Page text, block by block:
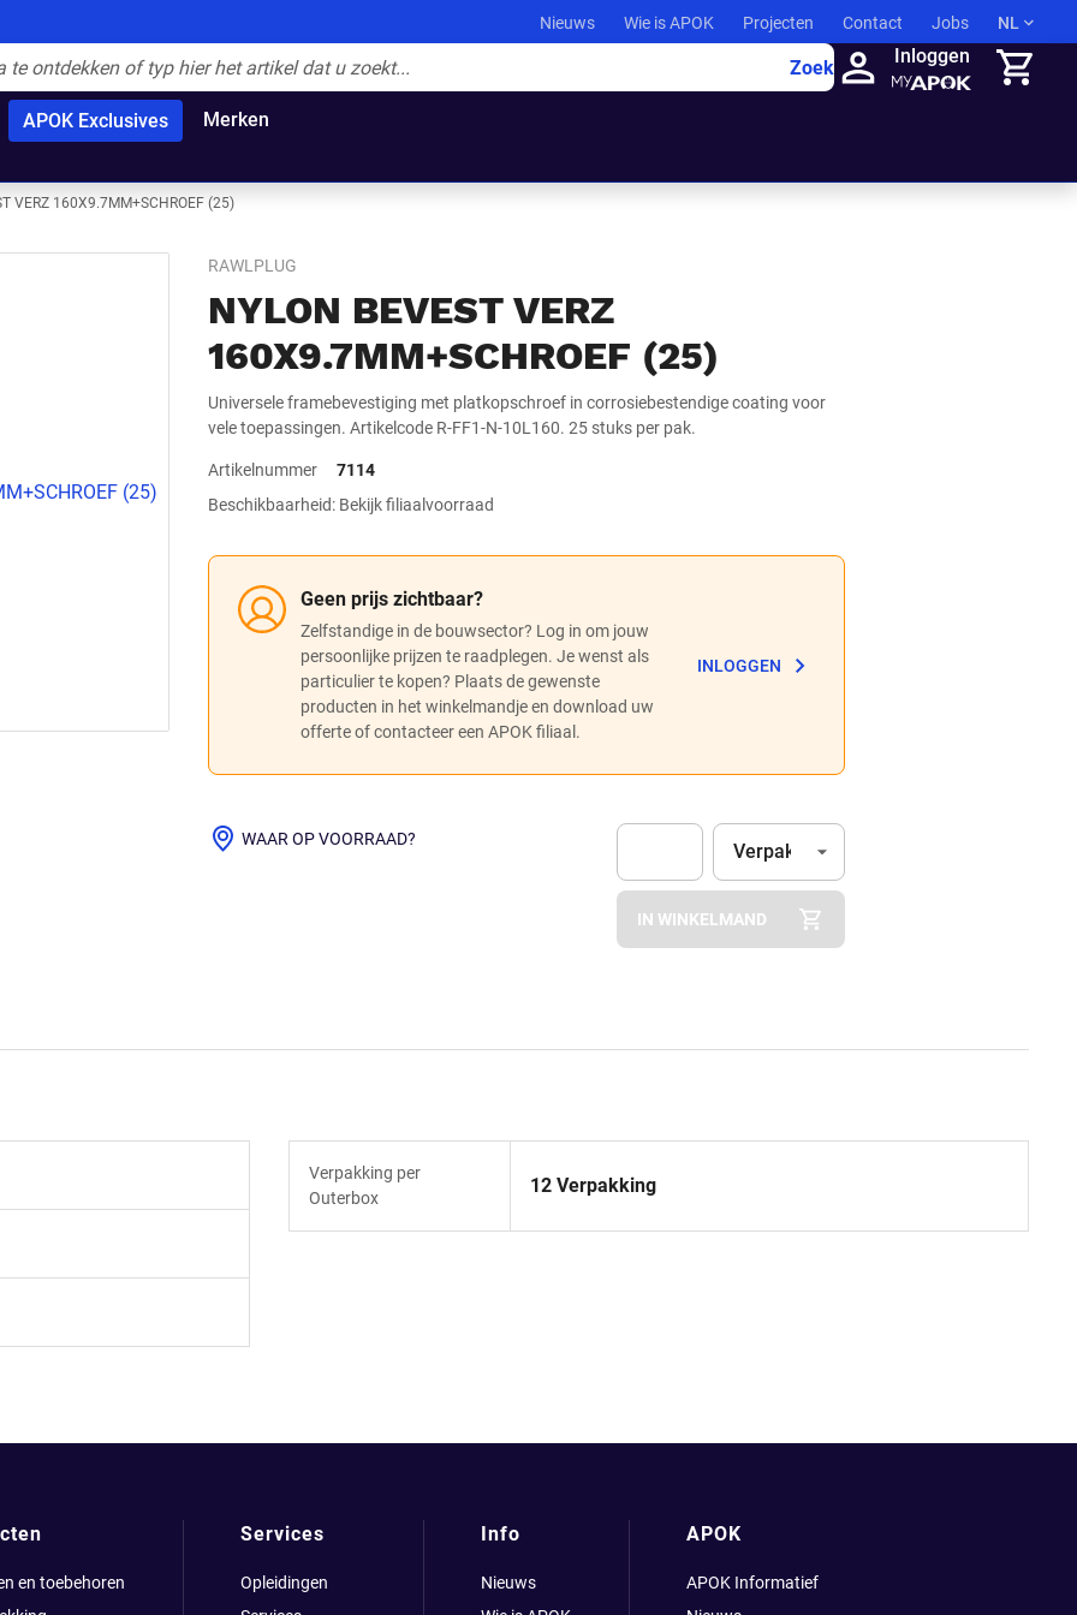
Nieuws Wie is APOK Projecten Contact Jobs NL
Zoek
Inloggen
APOK Exclusives Merken
VERZ 160X9.7MM+SCHROEF (25)
RAWLPLUG
NYLON BEVEST VERZ
160X9.7MM+SCHROEF (25)
Universele framebevestiging met platkopschroef in corrosiebestendige coating voor
vele toepassingen. Artikelcode R-FF1-N-10L160. 25 stuks per pak.
Artikelnummer
7114
Beschikbaarheid: Bekijk filiaalvoorraad
Geen prijs zichtbaar?
Zelfstandige in de bouwsector? Log in om jouw
persoonlijke prijzen te raadplegen. Je wenst als
particulier te kopen? Plaats de gewenste
producten in het winkelmandje en download uw
offerte of contacteer een APOK filiaal.
INLOGGEN
WAAR OP VOORRAAD?
Apok.Product.Detail.AddToCart.Quantity
Eenheid (Optioneel)
Verpakking
IN WINKELMAND
Verpakking per
Outerbox
12 Verpakking
en toebehoren
Services
Opleidingen
Info
Nieuws
APOK
APOK Informatief